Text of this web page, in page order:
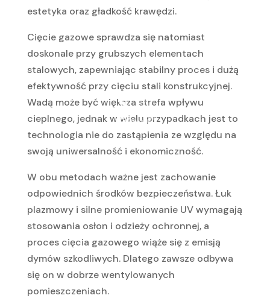
estetyka oraz gładkość krawędzi.
Cięcie gazowe sprawdza się natomiast
doskonale przy grubszych elementach
stalowych, zapewniając stabilny proces i dużą
efektywność przy cięciu stali konstrukcyjnej.
Wadą może być większa strefa wpływu
cieplnego, jednak w wielu przypadkach jest to
technologia nie do zastąpienia ze względu na
swoją uniwersalność i ekonomiczność.
W obu metodach ważne jest zachowanie
odpowiednich środków bezpieczeństwa. Łuk
plazmowy i silne promieniowanie UV wymagają
stosowania osłon i odzieży ochronnej, a
proces cięcia gazowego wiąże się z emisją
dymów szkodliwych. Dlatego zawsze odbywa
się on w dobrze wentylowanych
pomieszczeniach.